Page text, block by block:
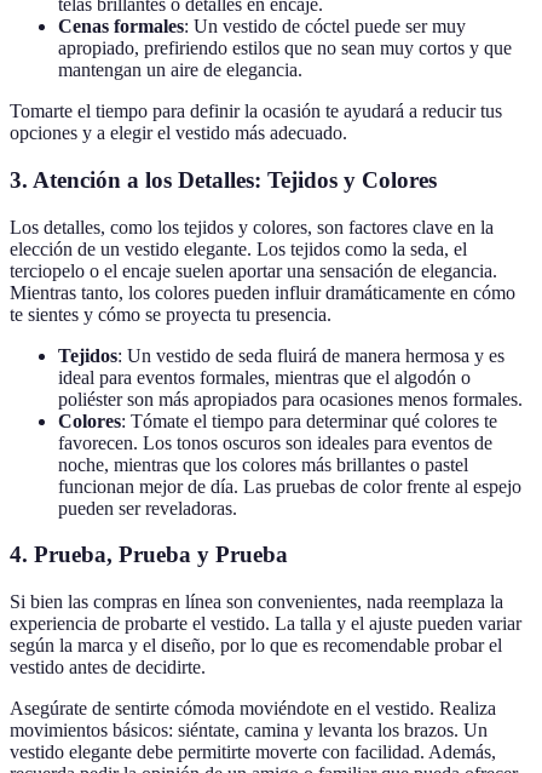
telas brillantes o detalles en encaje.
Cenas formales: Un vestido de cóctel puede ser muy
apropiado, prefiriendo estilos que no sean muy cortos y que
mantengan un aire de elegancia.
Tomarte el tiempo para definir la ocasión te ayudará a reducir tus
opciones y a elegir el vestido más adecuado.
3. Atención a los Detalles: Tejidos y Colores
Los detalles, como los tejidos y colores, son factores clave en la
elección de un vestido elegante. Los tejidos como la seda, el
terciopelo o el encaje suelen aportar una sensación de elegancia.
Mientras tanto, los colores pueden influir dramáticamente en cómo
te sientes y cómo se proyecta tu presencia.
Tejidos: Un vestido de seda fluirá de manera hermosa y es
ideal para eventos formales, mientras que el algodón o
poliéster son más apropiados para ocasiones menos formales.
Colores: Tómate el tiempo para determinar qué colores te
favorecen. Los tonos oscuros son ideales para eventos de
noche, mientras que los colores más brillantes o pastel
funcionan mejor de día. Las pruebas de color frente al espejo
pueden ser reveladoras.
4. Prueba, Prueba y Prueba
Si bien las compras en línea son convenientes, nada reemplaza la
experiencia de probarte el vestido. La talla y el ajuste pueden variar
según la marca y el diseño, por lo que es recomendable probar el
vestido antes de decidirte.
Asegúrate de sentirte cómoda moviéndote en el vestido. Realiza
movimientos básicos: siéntate, camina y levanta los brazos. Un
vestido elegante debe permitirte moverte con facilidad. Además,